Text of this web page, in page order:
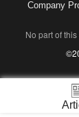
Company
No part of